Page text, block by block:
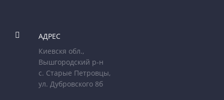

АДРЕС
Киевскя обл.,
Вышгородский р-н
с. Старые Петровцы,
ул. Дубровского 8б